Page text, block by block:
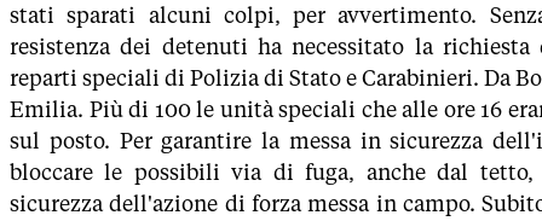
stati sparati alcuni colpi, per avvertimento.
resistenza dei detenuti ha necessitato la
reparti speciali di Polizia di Stato e Carabinieri. Da
Emilia. Più di 100 le unità speciali che alle ore 16
sul posto. Per garantire la messa in sicurezza
bloccare le possibili via di fuga, anche dal tetto,
sicurezza dell'azione di forza messa in campo.